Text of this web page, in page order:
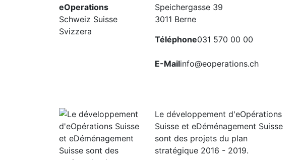
eOperations
Schweiz Suisse
Svizzera
Speichergasse 39
3011 Berne
Téléphone031 570 00 00
E-Mailinfo@eoperations.ch
Le développement d'eOpérations
Suisse et eDéménagement Suisse
sont des projets du plan
stratégique 2016 - 2019.